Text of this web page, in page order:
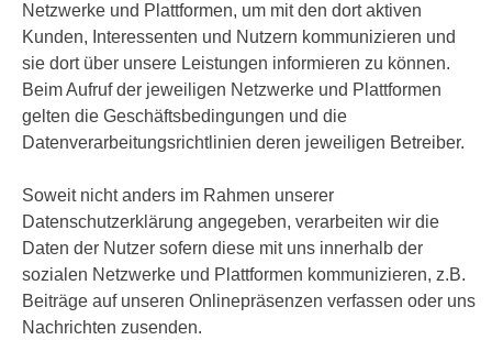
Netzwerke und Plattformen, um mit den dort aktiven
Kunden, Interessenten und Nutzern kommunizieren und
sie dort über unsere Leistungen informieren zu können.
Beim Aufruf der jeweiligen Netzwerke und Plattformen
gelten die Geschäftsbedingungen und die
Datenverarbeitungsrichtlinien deren jeweiligen Betreiber.
Soweit nicht anders im Rahmen unserer
Datenschutzerklärung angegeben, verarbeiten wir die
Daten der Nutzer sofern diese mit uns innerhalb der
sozialen Netzwerke und Plattformen kommunizieren, z.B.
Beiträge auf unseren Onlinepräsenzen verfassen oder uns
Nachrichten zusenden.